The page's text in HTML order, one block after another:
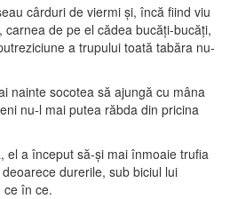
cârduri de viermi şi, încă fiind viu
de pe el cădea bucăţi-bucăţi,
a trupului toată tabăra nu-
nainte socotea să ajungă cu mâna
nu-l mai putea răbda din pricina
el a început să-şi mai înmoaie trufia
durerile, sub biciul lui
ce în ce.